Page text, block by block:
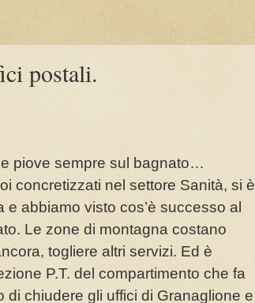
postali.
piove sempre sul bagnato…
concretizzati nel settore Sanità, si è
abbiamo visto cos’è successo al
Le zone di montagna costano
togliere altri servizi. Ed è
P.T. del compartimento che fa
chiudere gli uffici di Granaglione e